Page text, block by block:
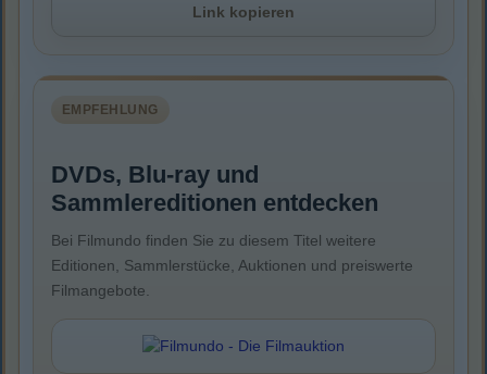
Link kopieren
EMPFEHLUNG
DVDs, Blu-ray und
Sammlereditionen entdecken
Bei Filmundo finden Sie zu diesem Titel weitere
Editionen, Sammlerstücke, Auktionen und preiswerte
Filmangebote.